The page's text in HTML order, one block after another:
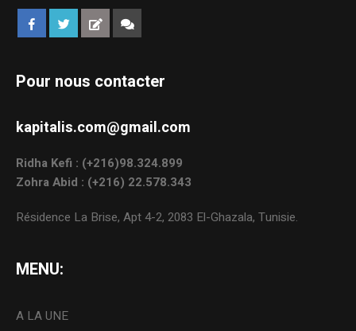
Pour nous contacter
kapitalis.com@gmail.com
Ridha Kefi : (+216)98.324.899
Zohra Abid : (+216) 22.578.343
Résidence La Brise, Apt 4-2, 2083 El-Ghazala, Tunisie.
MENU:
A LA UNE